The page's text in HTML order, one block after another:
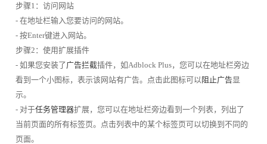
步骤1：访问网站
- 在地址栏输入您要访问的网站。
- 按Enter键进入网站。
步骤2：使用扩展插件
- 如果您安装了广告拦截插件，如Adblock Plus，您可以在地址栏旁边
看到一个小图标，表示该网站有广告。点击此图标可以 阻止广告显
示。
- 对于任务管理器扩展，您可以在地址栏旁边看到一个列表，列出了
当前页面的所有标签页。点击列表中的某个标签页可以切换到不同的
页面。